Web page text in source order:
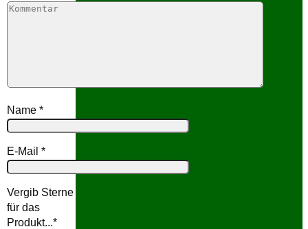
Name*
E-Mail*
Vergib Sterne
für das
Produkt...*